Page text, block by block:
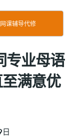
网课辅导代修
业母语
满意优